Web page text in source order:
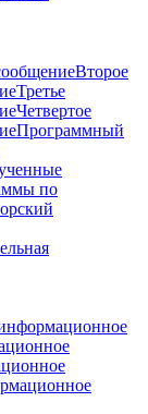
Второе
Третье
Четвертое
Программный
по